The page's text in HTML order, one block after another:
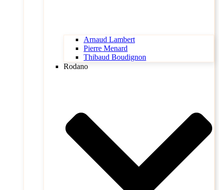
Arnaud Lambert
Pierre Menard
Thibaud Boudignon
Rodano